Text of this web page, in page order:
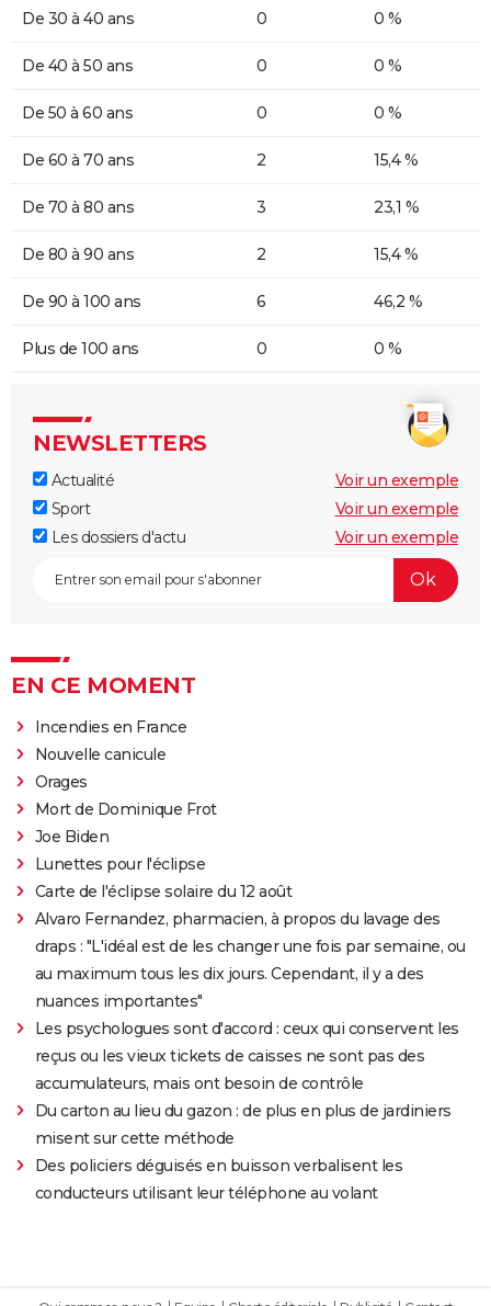
De 30 à 40 ans 0 0 %
De 40 à 50 ans 0 0 %
De 50 à 60 ans 0 0 %
De 60 à 70 ans 2 15,4 %
De 70 à 80 ans 3 23,1 %
De 80 à 90 ans 2 15,4 %
De 90 à 100 ans 6 46,2 %
Plus de 100 ans 0 0 %
NEWSLETTERS
Actualité
Voir un exemple
Sport
Voir un exemple
Les dossiers d'actu
Voir un exemple
EN CE MOMENT
Incendies en France
Nouvelle canicule
Orages
Mort de Dominique Frot
Joe Biden
Lunettes pour l'éclipse
Carte de l'éclipse solaire du 12 août
Alvaro Fernandez, pharmacien, à propos du lavage des
draps : "L'idéal est de les changer une fois par semaine, ou
au maximum tous les dix jours. Cependant, il y a des
nuances importantes"
Les psychologues sont d'accord : ceux qui conservent les
reçus ou les vieux tickets de caisses ne sont pas des
accumulateurs, mais ont besoin de contrôle
Du carton au lieu du gazon : de plus en plus de jardiniers
misent sur cette méthode
Des policiers déguisés en buisson verbalisent les
conducteurs utilisant leur téléphone au volant